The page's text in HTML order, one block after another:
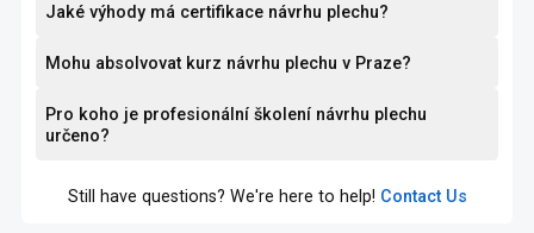
Jaké výhody má certifikace návrhu plechu?
Mohu absolvovat kurz návrhu plechu v Praze?
Pro koho je profesionální školení návrhu plechu
určeno?
Still have questions? We're here to help! Contact Us